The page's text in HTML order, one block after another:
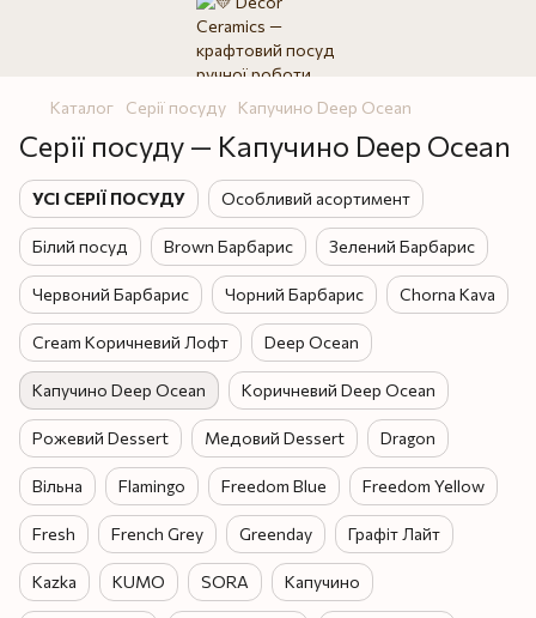
Каталог Серії посуду Капучино Deep Ocean
Серії посуду — Капучино Deep Ocean
УСІ СЕРІЇ ПОСУДУ Особливий асортимент
Білий посуд Brown Барбарис Зелений Барбарис
Червоний Барбарис Чорний Барбарис Chorna Kava
Cream Коричневий Лофт Deep Ocean
Капучино Deep Ocean Коричневий Deep Ocean
Рожевий Dessert Медовий Dessert Dragon
Вільна Flamingo Freedom Blue Freedom Yellow
Fresh French Grey Greenday Графіт Лайт
Kazka KUMO SORA Капучино